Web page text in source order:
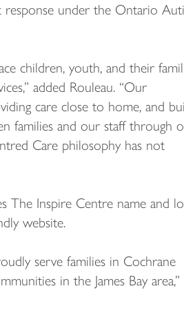
response under the Ontario
children, youth, and their
added Rouleau. “Our
care close to home, and
families and our staff through
Care philosophy has not
The Inspire Centre name and
website.
serve families in Cochrane
in the James Bay area,”